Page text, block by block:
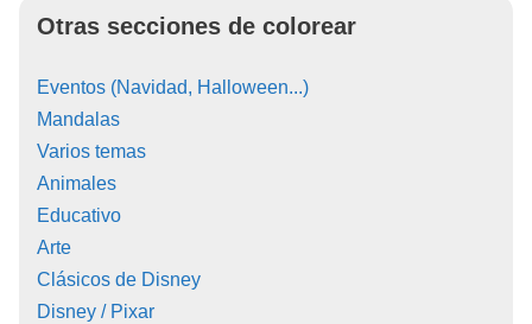
Otras secciones de colorear
Eventos (Navidad, Halloween...)
Mandalas
Varios temas
Animales
Educativo
Arte
Clásicos de Disney
Disney / Pixar